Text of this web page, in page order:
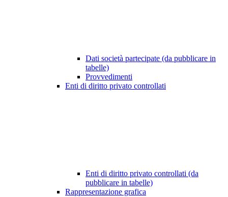
Dati società partecipate (da pubblicare in
tabelle)
Provvedimenti
Enti di diritto privato controllati
Enti di diritto privato controllati (da
pubblicare in tabelle)
Rappresentazione grafica